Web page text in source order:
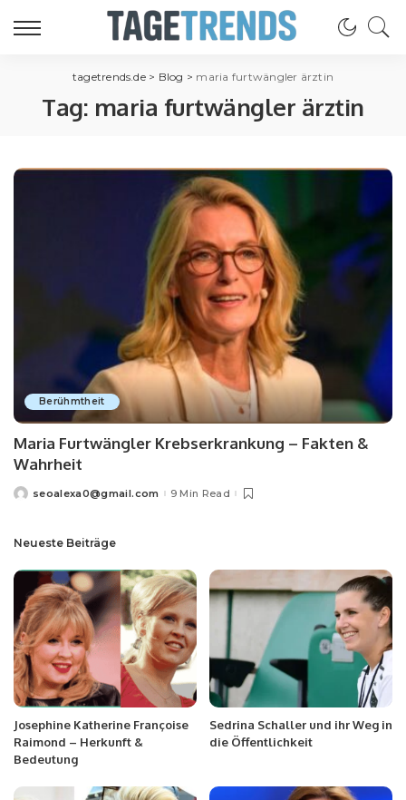
tagetrends.de> Blog > maria furtwängler ärztin
Tag: maria furtwängler ärztin
Berühmtheit
Maria Furtwängler Krebserkrankung – Fakten &
Wahrheit
seoalexa0@gmail.com 9 Min Read
Neueste Beiträge
Josephine Katherine Françoise
Raimond – Herkunft &
Bedeutung
Sedrina Schaller und ihr Weg in
die Öffentlichkeit